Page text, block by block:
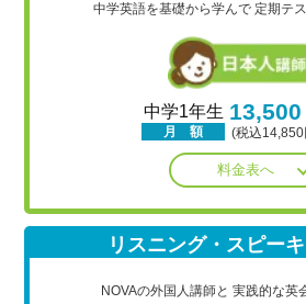
中学英語を基礎から学んで 定期テ
中学1年生
月 額
13,500
(税込14,850
料金表へ
リスニング・スピー
NOVAの外国人講師と 実践的な英